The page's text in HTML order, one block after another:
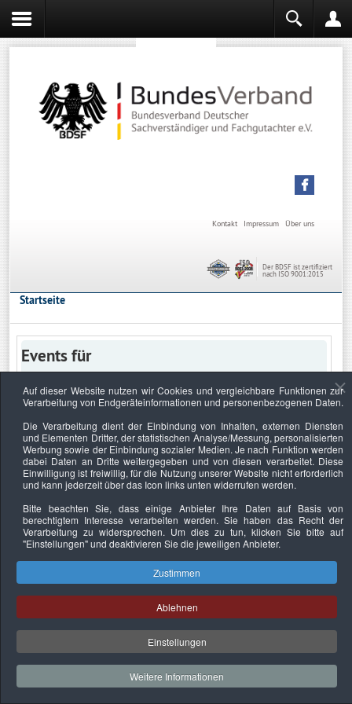
Über uns
Impressum
Kontakt
Der BDSF ist zertifiziert
nach ISO 9001:2015
Startseite
Events für
Keine Termine
Datenschutzerklärung Urheberrechtsnachweise Nachhaltigkeit
Copyright © 2026. Bundesverband Deutscher
Sachverständiger und Fachgutachter e.V..
Auf dieser Website nutzen wir Cookies und vergleichbare Funktionen zur
Verarbeitung von Endgeräteinformationen und personenbezogenen Daten.
Die Verarbeitung dient der Einbindung von Inhalten, externen Diensten
und Elementen Dritter, der statistischen Analyse/Messung, personalisierten
Werbung sowie der Einbindung sozialer Medien. Je nach Funktion werden
dabei Daten an Dritte weitergegeben und von diesen verarbeitet. Diese
Einwilligung ist freiwillig, für die Nutzung unserer Website nicht erforderlich
und kann jederzeit über das Icon links unten widerrufen werden.
Bitte beachten Sie, dass einige Anbieter Ihre Daten auf Basis von
berechtigtem Interesse verarbeiten werden. Sie haben das Recht der
Verarbeitung zu widersprechen. Um dies zu tun, klicken Sie bitte auf
"Einstellungen"und deaktivieren Sie die jeweiligen Anbieter.
Zustimmen
Ablehnen
Einstellungen
Weitere Informationen